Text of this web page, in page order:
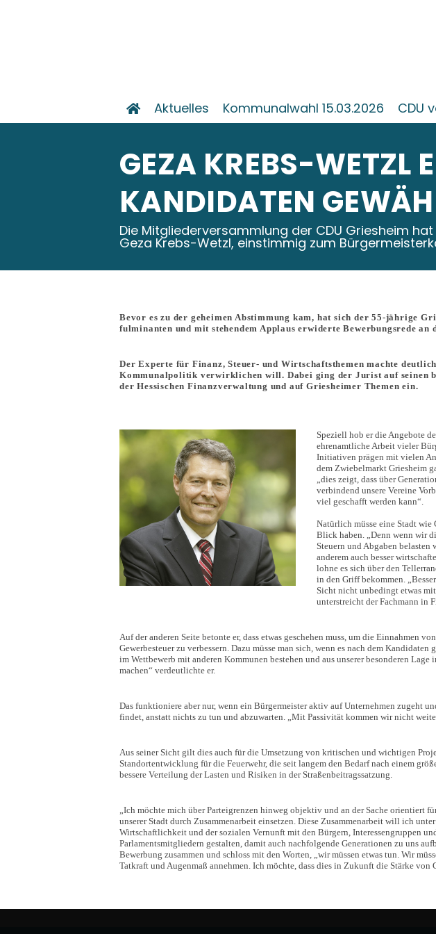
Aktuelles Kommunalwahl 15.03.2026 CDU
GEZA KREBS-WETZL
KANDIDATEN
Die Mitgliederversammlung der CDU Griesheim
Geza Krebs-Wetzl, einstimmig zum
Bevor es zu der geheimen Abstimmung kam, hat sich der 55-jährige
fulminanten und mit stehendem Applaus erwiderte Bewerbungsrede an
Der Experte für Finanz, Steuer- und Wirtschaftsthemen machte
Kommunalpolitik verwirklichen will. Dabei ging der Jurist auf seinen
der Hessischen Finanzverwaltung und auf Griesheimer Themen ein.
Speziell hob er die Angebote
ehrenamtliche Arbeit vieler
Initiativen prägen mit vielen
dem Zwiebelmarkt Griesheim
dies zeigt, dass über
verbindend unsere Vereine
viel geschafft werden kann“.
Natürlich müsse eine Stadt wie
Blick haben. „Denn wenn wir
Steuern und Abgaben belasten
anderem auch besser
lohne es sich über den
in den Griff bekommen.
Sicht nicht unbedingt etwas
unterstreicht der Fachmann in
Auf der anderen Seite betonte er, dass etwas geschehen muss, um die Einnahmen
Gewerbesteuer zu verbessern. Dazu müsse man sich, wenn es nach dem Kandidaten
im Wettbewerb mit anderen Kommunen bestehen und aus unserer besonderen
machen“ verdeutlichte er.
Das funktioniere aber nur, wenn ein Bürgermeister aktiv auf Unternehmen zugeht
findet, anstatt nichts zu tun und abzuwarten. „Mit Passivität kommen wir nicht
Aus seiner Sicht gilt dies auch für die Umsetzung von kritischen und wichtigen
Standortentwicklung für die Feuerwehr, die seit langem den Bedarf nach einem
bessere Verteilung der Lasten und Risiken in der Straßenbeitragssatzung.
Ich möchte mich über Parteigrenzen hinweg objektiv und an der Sache orientiert
unserer Stadt durch Zusammenarbeit einsetzen. Diese Zusammenarbeit will ich
Wirtschaftlichkeit und der sozialen Vernunft mit den Bürgern, Interessengruppen
Parlamentsmitgliedern gestalten, damit auch nachfolgende Generationen zu uns
Bewerbung zusammen und schloss mit den Worten, „wir müssen etwas tun. Wir
Tatkraft und Augenmaß annehmen. Ich möchte, dass dies in Zukunft die Stärke von